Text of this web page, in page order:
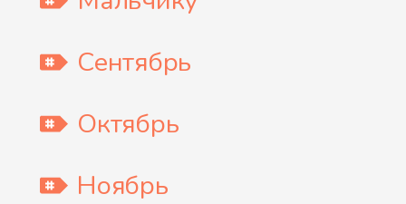
Сентябрь
Октябрь
Ноябрь